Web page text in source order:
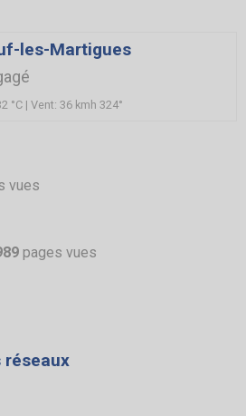
les-Martigues
°C | Vent: 36 kmh 324°
vues
pages vues
réseaux